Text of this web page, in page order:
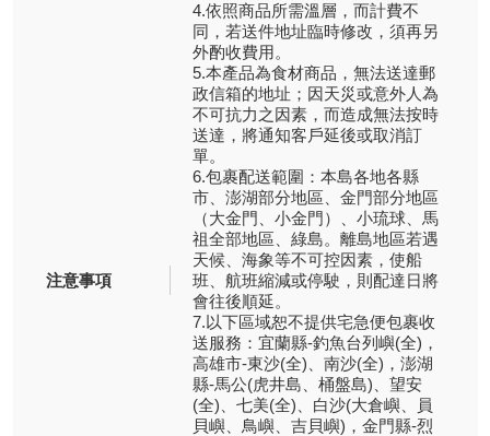
注意事項
4.依照商品所需溫層，而計費不
同，若送件地址臨時修改，須再另
外酌收費用。
5.本產品為食材商品，無法送達郵
政信箱的地址；因天災或意外人為
不可抗力之因素，而造成無法按時
送達，將通知客戶延後或取消訂
單。
6.包裹配送範圍：本島各地各縣
市、澎湖部分地區、金門部分地區
（大金門、小金門）、小琉球、馬
祖全部地區、綠島。離島地區若遇
天候、海象等不可控因素，使船
班、航班縮減或停駛，則配達日將
會往後順延。
7.以下區域恕不提供宅急便包裹收
送服務：宜蘭縣-釣魚台列嶼(全)，
高雄市-東沙(全)、南沙(全)，澎湖
縣-馬公(虎井島、桶盤島)、望安
(全)、七美(全)、白沙(大倉嶼、員
貝嶼、鳥嶼、吉貝嶼)，金門縣-烈